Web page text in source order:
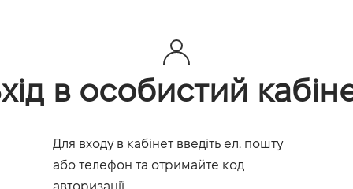
в особистий
Для входу в кабінет введіть ел. пошту
або телефон та отримайте код
авторизації.